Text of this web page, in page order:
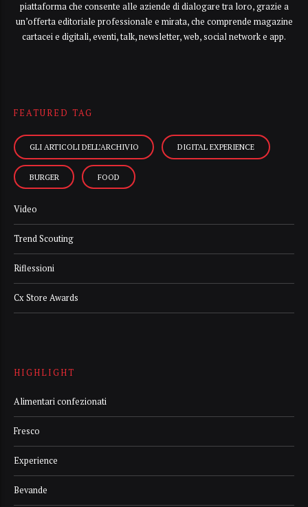
piattaforma che consente alle aziende di dialogare tra loro, grazie a
un’offerta editoriale professionale e mirata, che comprende magazine
cartacei e digitali, eventi, talk, newsletter, web, social network e app.
FEATURED TAG
GLI ARTICOLI DELL’ARCHIVIO DIGITAL EXPERIENCE
BURGER FOOD
Video
Trend Scouting
Riflessioni
Cx Store Awards
HIGHLIGHT
Alimentari confezionati
Fresco
Experience
Bevande